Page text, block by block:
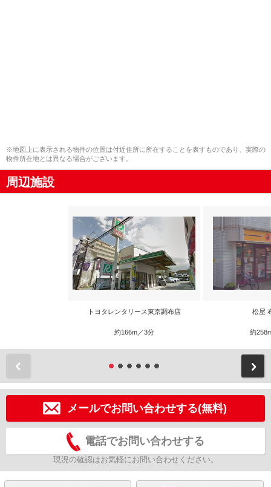
※地図上に表示される物件の位置は付近住所に所在することを表すものであり、実際の
物件所在地とは異なる場合がございます。
周辺施設
トヨタレンタリース東京調布店
約166m／3分
松屋
約
メールでお問い合わせする(無料)
電話でお問い合わせする
現況の確認はお気軽にお問い合わせください。